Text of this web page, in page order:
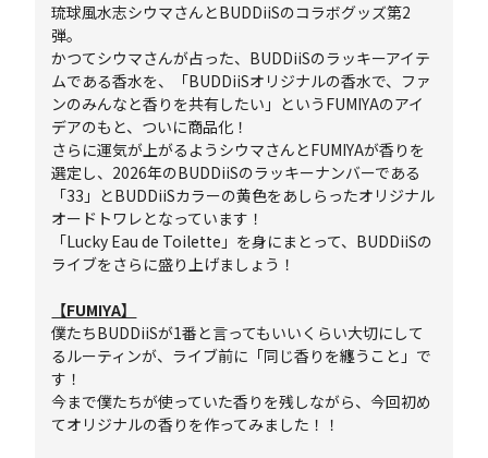
琉球風水志シウマさんとBUDDiiSのコラボグッズ第2
弾。
かつてシウマさんが占った、BUDDiiSのラッキーアイテ
ムである香水を、「BUDDiiSオリジナルの香水で、ファ
ンのみんなと香りを共有したい」というFUMIYAのアイ
デアのもと、ついに商品化！
さらに運気が上がるようシウマさんとFUMIYAが香りを
選定し、2026年のBUDDiiSのラッキーナンバーである
「33」とBUDDiiSカラーの黄色をあしらったオリジナル
オードトワレとなっています！
「Lucky Eau de Toilette」を身にまとって、BUDDiiSの
ライブをさらに盛り上げましょう！
【FUMIYA】
僕たちBUDDiiSが1番と言ってもいいくらい大切にして
るルーティンが、ライブ前に「同じ香りを纏うこと」で
す！
今まで僕たちが使っていた香りを残しながら、今回初め
てオリジナルの香りを作ってみました！！